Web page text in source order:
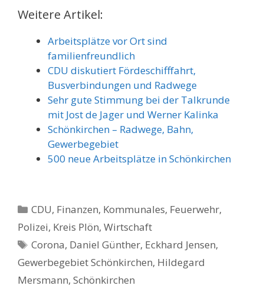
Weitere Artikel:
Arbeitsplätze vor Ort sind
familienfreundlich
CDU diskutiert Fördeschifffahrt,
Busverbindungen und Radwege
Sehr gute Stimmung bei der Talkrunde
mit Jost de Jager und Werner Kalinka
Schönkirchen – Radwege, Bahn,
Gewerbegebiet
500 neue Arbeitsplätze in Schönkirchen
Kategorien
CDU, Finanzen, Kommunales, Feuerwehr,
Polizei, Kreis Plön, Wirtschaft
Schlagwörter
Corona, Daniel Günther, Eckhard Jensen,
Gewerbegebiet Schönkirchen, Hildegard
Mersmann, Schönkirchen